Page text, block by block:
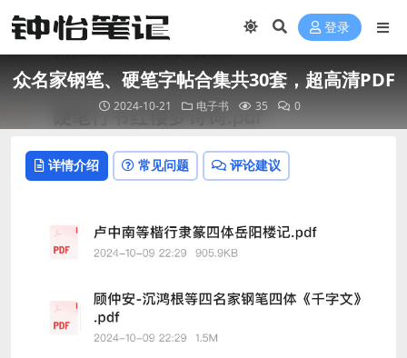
登录
众名家钢笔、硬笔字帖合集共30套，超高清PDF
2024-10-21 电子书 35 0
详情介绍 常见问题 评论建议